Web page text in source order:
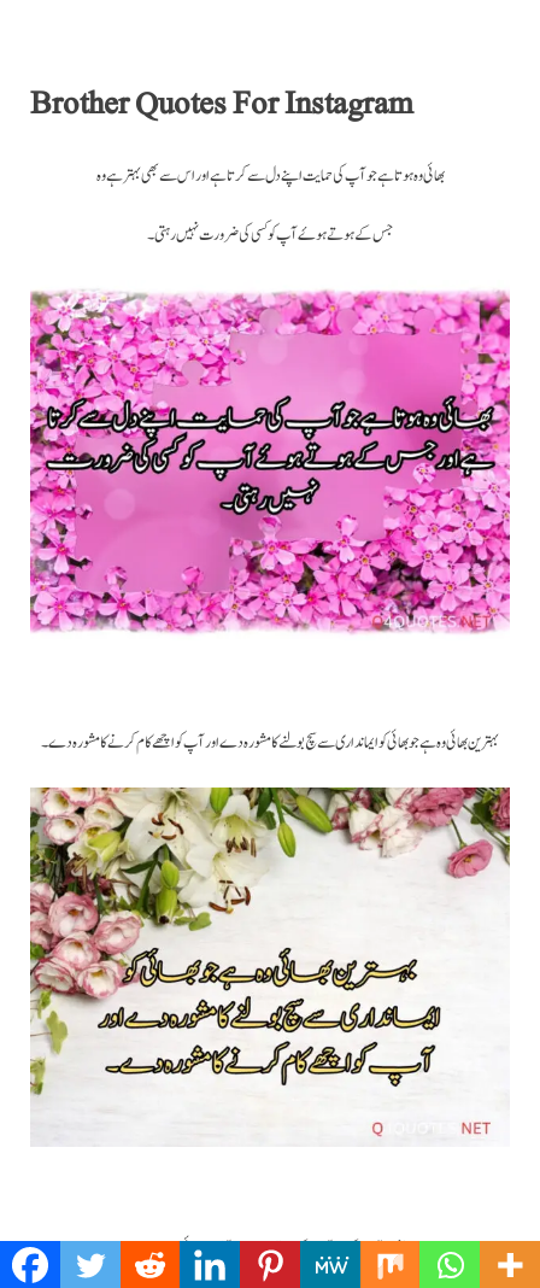
Brother Quotes For Instagram
بھائی وہ ہوتا ہے جو آپ کی حمایت اپنے دل سے کرتا ہے اور اس سے بھی بہتر ہے وہ
جس کے ہوتے ہوۓ آپ کو کسی کی ضرورت نہیں رہتی ۔
بہترین بھائی وہ ہے جو بھائی کو ایمانداری سے سچ بولنے کا مشورہ دے اور آپ کو اچھے کام کرنے کا مشورہ دے ۔
بغیر مقصد کے جو آپ کے ساتھ ہوتا ہے آپکا اپنا بھائی ہوتا ہے ۔